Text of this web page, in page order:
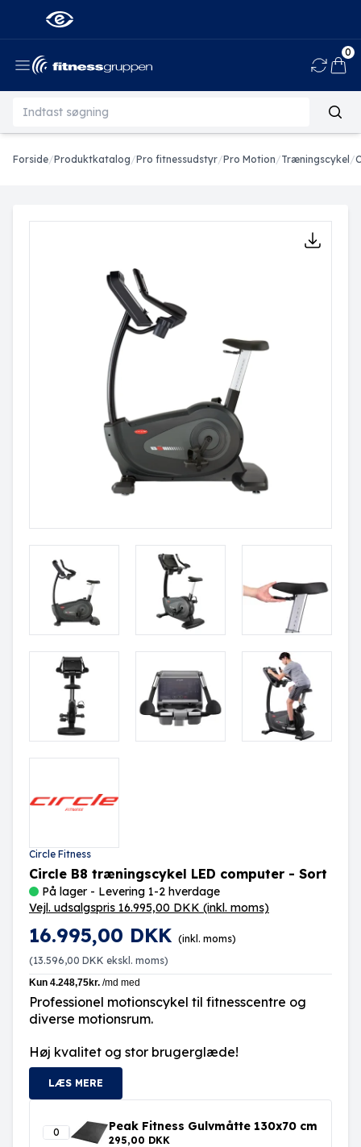
0
Forside/Produktkatalog/Pro fitnessudstyr/Pro Motion/Træningscykel /
Circle Fitness
Circle B8 træningscykel LED computer - Sort
På lager - Levering 1-2 hverdage
Vejl. udsalgspris 16.995,00 DKK (inkl. moms)
16.995,00 DKK (inkl. moms)
(13.596,00 DKK ekskl. moms)
Professionel motionscykel til fitnesscentre og
diverse motionsrum.
Høj kvalitet og stor brugerglæde!
LÆS MERE
Peak Fitness Gulvmåtte 130x70 cm
295,00 DKK